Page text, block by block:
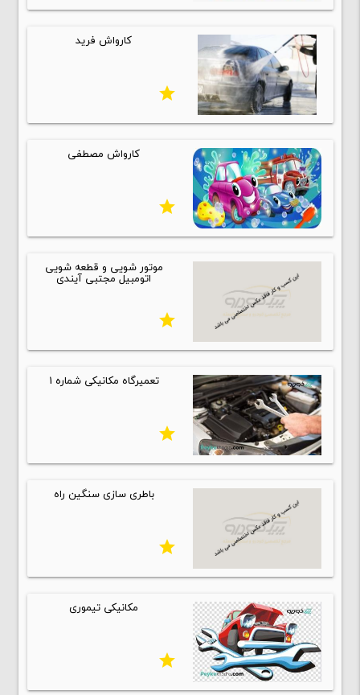
کارواش فرید
star
کارواش مصطفی
star
موتور شویی و قطعه شویی
اتومبیل مجتبی آیندی
star
تعمیرگاه مکانیکی شماره 1
star
باطری سازی سنگین راه
star
مکانیکی تیموری
star